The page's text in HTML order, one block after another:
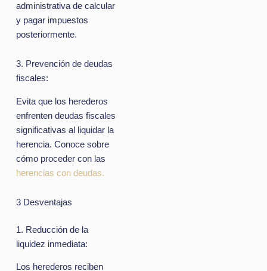
administrativa de calcular
y pagar impuestos
posteriormente.
3. Prevención de deudas
fiscales:
Evita que los herederos
enfrenten deudas fiscales
significativas al liquidar la
herencia. Conoce sobre
cómo proceder con las
herencias con deudas.
3 Desventajas
1. Reducción de la
liquidez inmediata:
Los herederos reciben